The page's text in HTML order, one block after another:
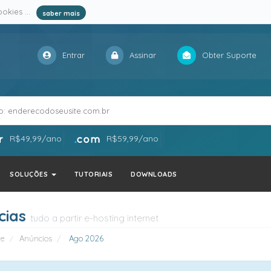
... saber mais
Entrar Assinar Obter Suporte
R$49,99/ano R$59,99/ano
SOLUÇÕES TUTORIAIS DOWNLOADS
tudo a partir e-hosting internet
Anúncios Ago 2026